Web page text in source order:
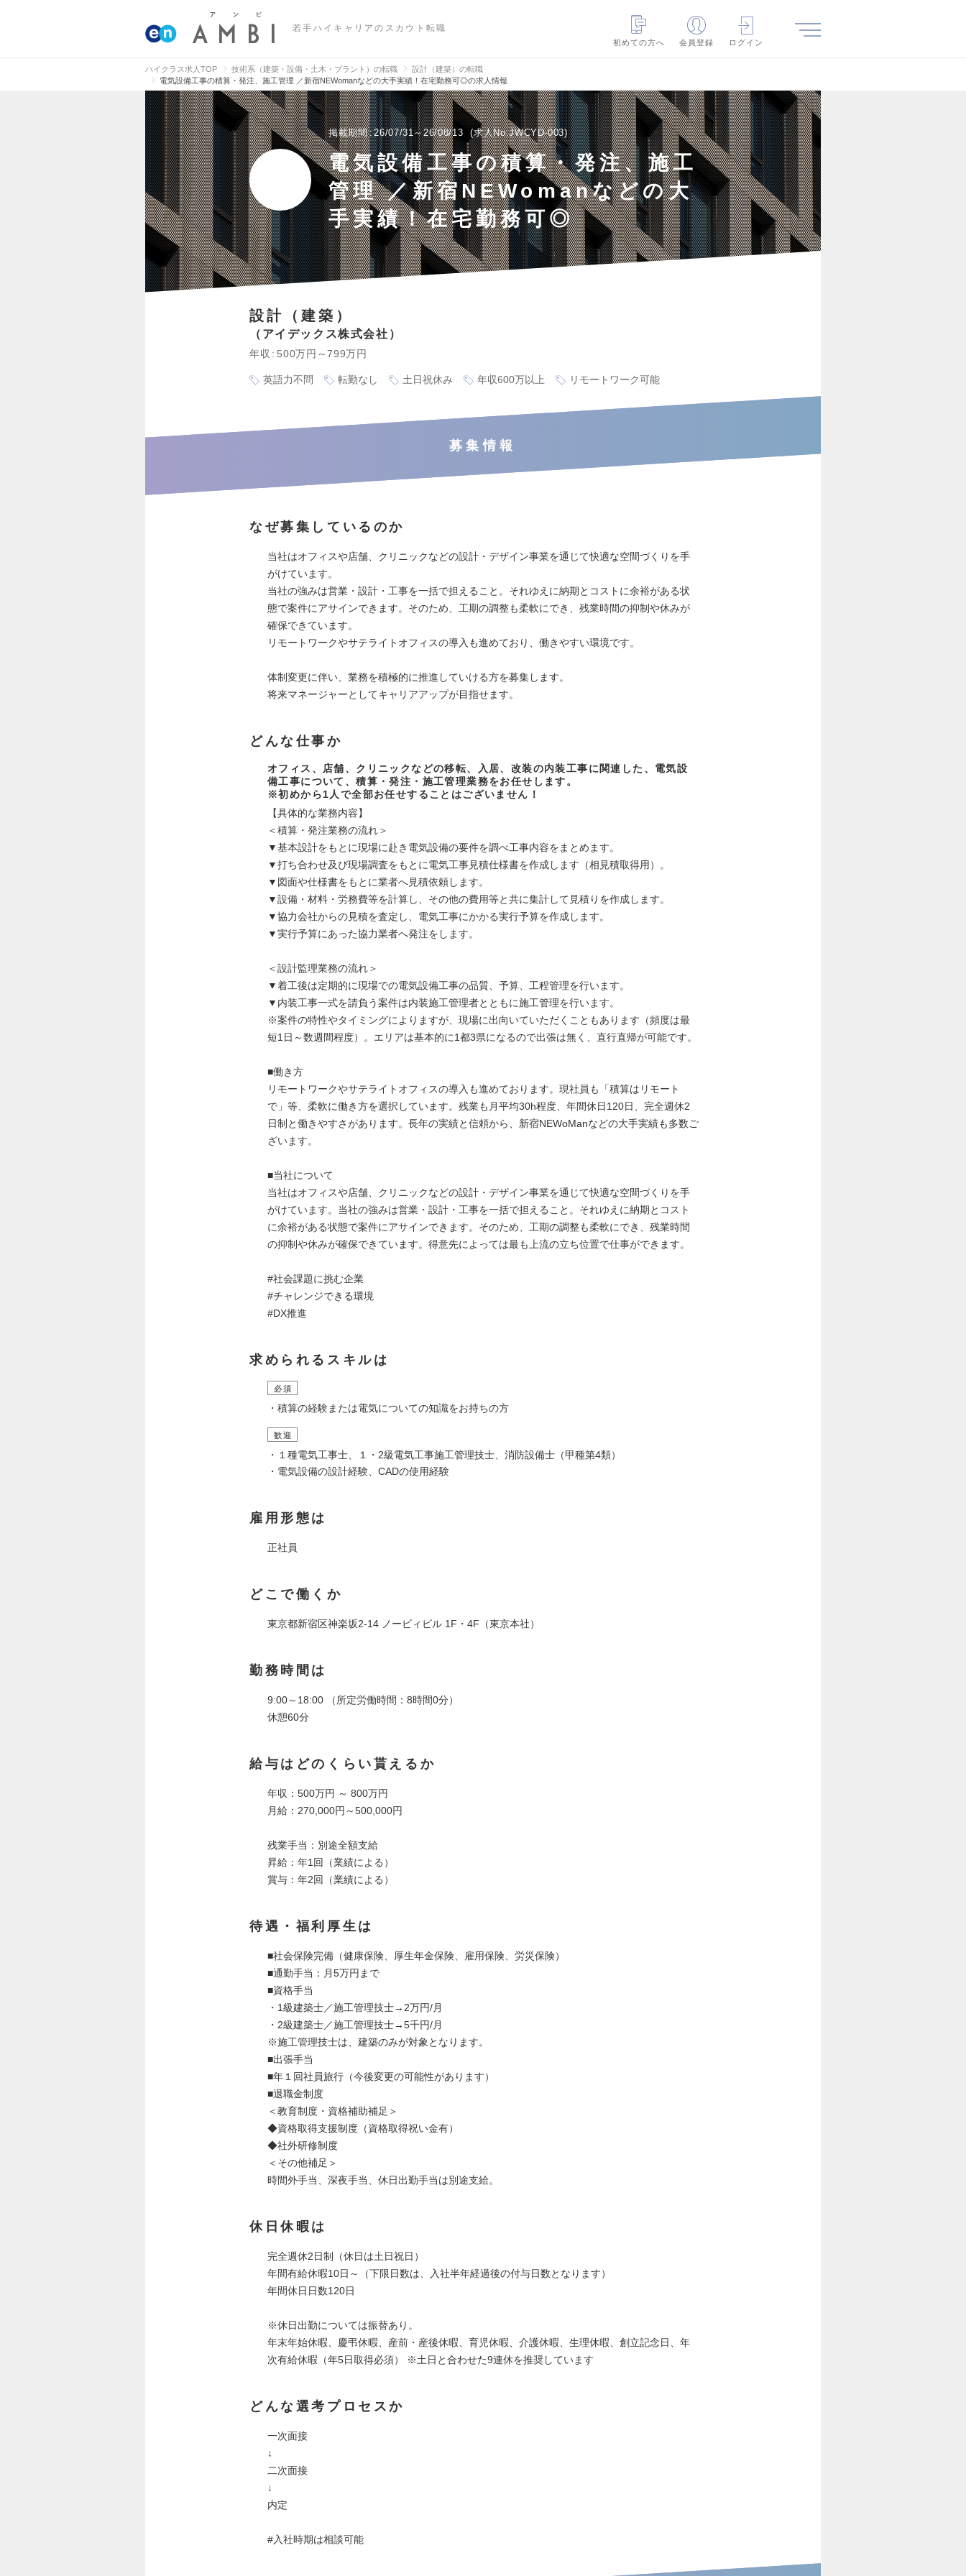
若手ハイキャリアのスカウト転職
初めての方へ
会員登録 ログイン
ハイクラス求人TOP 技術系（建築・設備・土木・プラント）の転職
設計（建築）の転職
電気設備工事の積算・発注、施工管理 ／新宿NEWomanなどの大手実績！在宅勤務可◎の求人情報
掲載期間 26/07/31～26/08/13 求人No.JWCYD-003
電気設備工事の積算・発注、施工
管理 ／新宿NEWomanなどの大
手実績！在宅勤務可◎
設計（建築）
アイデックス株式会社
年収 500万円～799万円
英語力不問 転勤なし 土日祝休み 年収600万以上 リモートワーク可能
募集情報
なぜ募集しているのか
当社はオフィスや店舗、クリニックなどの設計・デザイン事業を通じて快適な空間づくりを手
がけています。
当社の強みは営業・設計・工事を一括で担えること。それゆえに納期とコストに余裕がある状
態で案件にアサインできます。そのため、工期の調整も柔軟にでき、残業時間の抑制や休みが
確保できています。
リモートワークやサテライトオフィスの導入も進めており、働きやすい環境です。
体制変更に伴い、業務を積極的に推進していける方を募集します。
将来マネージャーとしてキャリアアップが目指せます。
どんな仕事か
オフィス、店舗、クリニックなどの移転、入居、改装の内装工事に関連した、電気設
備工事について、積算・発注・施工管理業務をお任せします。
※初めから1人で全部お任せすることはございません！
【具体的な業務内容】
＜積算・発注業務の流れ＞
▼基本設計をもとに現場に赴き電気設備の要件を調べ工事内容をまとめます。
▼打ち合わせ及び現場調査をもとに電気工事見積仕様書を作成します（相見積取得用）。
▼図面や仕様書をもとに業者へ見積依頼します。
▼設備・材料・労務費等を計算し、その他の費用等と共に集計して見積りを作成します。
▼協力会社からの見積を査定し、電気工事にかかる実行予算を作成します。
▼実行予算にあった協力業者へ発注をします。
＜設計監理業務の流れ＞
▼着工後は定期的に現場での電気設備工事の品質、予算、工程管理を行います。
▼内装工事一式を請負う案件は内装施工管理者とともに施工管理を行います。
※案件の特性やタイミングによりますが、現場に出向いていただくこともあります（頻度は最
短1日～数週間程度）。エリアは基本的に1都3県になるので出張は無く、直行直帰が可能です。
■働き方
リモートワークやサテライトオフィスの導入も進めております。現社員も「積算はリモート
で」等、柔軟に働き方を選択しています。残業も月平均30h程度、年間休日120日、完全週休2
日制と働きやすさがあります。長年の実績と信頼から、新宿NEWoManなどの大手実績も多数ご
ざいます。
■当社について
当社はオフィスや店舗、クリニックなどの設計・デザイン事業を通じて快適な空間づくりを手
がけています。当社の強みは営業・設計・工事を一括で担えること。それゆえに納期とコスト
に余裕がある状態で案件にアサインできます。そのため、工期の調整も柔軟にでき、残業時間
の抑制や休みが確保できています。得意先によっては最も上流の立ち位置で仕事ができます。
#社会課題に挑む企業
#チャレンジできる環境
#DX推進
求められるスキルは
必須
・積算の経験または電気についての知識をお持ちの方
歓迎
・１種電気工事士、１・2級電気工事施工管理技士、消防設備士（甲種第4類）
・電気設備の設計経験、CADの使用経験
雇用形態は
正社員
どこで働くか
東京都新宿区神楽坂2-14 ノービィビル 1F・4F（東京本社）
勤務時間は
9:00～18:00 （所定労働時間：8時間0分）
休憩60分
給与はどのくらい貰えるか
年収：500万円 ～ 800万円
月給：270,000円～500,000円
残業手当：別途全額支給
昇給：年1回（業績による）
賞与：年2回（業績による）
待遇・福利厚生は
■社会保険完備（健康保険、厚生年金保険、雇用保険、労災保険）
■通勤手当：月5万円まで
■資格手当
・1級建築士／施工管理技士→2万円/月
・2級建築士／施工管理技士→5千円/月
※施工管理技士は、建築のみが対象となります。
■出張手当
■年１回社員旅行（今後変更の可能性があります）
■退職金制度
＜教育制度・資格補助補足＞
◆資格取得支援制度（資格取得祝い金有）
◆社外研修制度
＜その他補足＞
時間外手当、深夜手当、休日出勤手当は別途支給。
休日休暇は
完全週休2日制（休日は土日祝日）
年間有給休暇10日～（下限日数は、入社半年経過後の付与日数となります）
年間休日日数120日
※休日出勤については振替あり。
年末年始休暇、慶弔休暇、産前・産後休暇、育児休暇、介護休暇、生理休暇、創立記念日、年
次有給休暇（年5日取得必須） ※土日と合わせた9連休を推奨しています
どんな選考プロセスか
一次面接
↓
二次面接
↓
内定
#入社時期は相談可能